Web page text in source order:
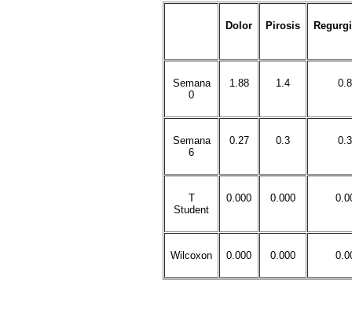
Dolor Pirosis
Semana
0
1.88 1.4
Semana
6
0.27 0.3
T
Student
0.000 0.000
Wilcoxon 0.000 0.000